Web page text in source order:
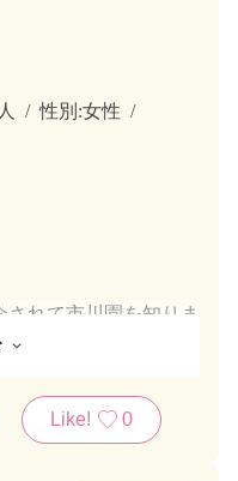
性別:女性
れて市川園を知りま
べたくなり、まだ販
Like! 0